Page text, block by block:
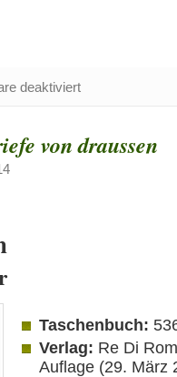
deaktiviertfür
Buchvorstellung:
Harold
Nicolson
von draussen
Taschenbuch:
Verlag: Re Di
Auflage (29. März